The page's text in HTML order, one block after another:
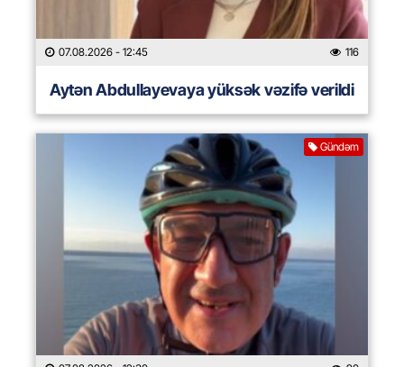
07.08.2026 - 12:45 116
Aytən Abdullayevaya yüksək vəzifə verildi
Gündəm